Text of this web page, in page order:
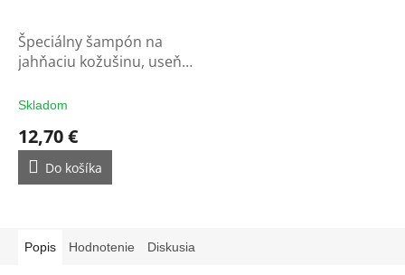
Špeciálny šampón na
jahňaciu kožušinu, useň a
Skladom
12,70 €
Do košíka
Popis Hodnotenie Diskusia